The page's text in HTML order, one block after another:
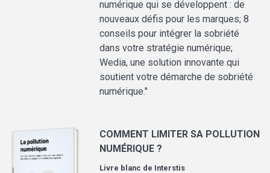
numérique qui se développent : de
nouveaux défis pour les marques; 8
conseils pour intégrer la sobriété
dans votre stratégie numérique;
Wedia, une solution innovante qui
soutient votre démarche de sobriété
numérique."
COMMENT LIMITER SA POLLUTION
NUMÉRIQUE ?
Livre blanc de Interstis